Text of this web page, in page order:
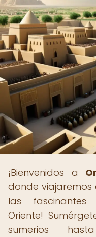
¡Bienvenidos a
donde
las fascinantes
Oriente!
sumerios